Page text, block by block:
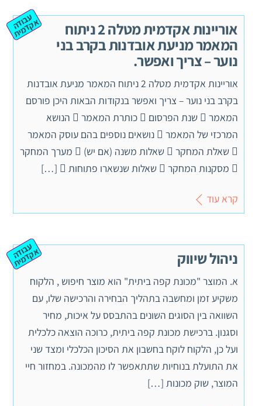
אוריינות אקדמית מטלה 2 ניתוח
המאמר מניעת אובדנות בקרב בני
נוער – צריך ואפשר.
ע
ב
וד
ה
א
ק
ד
מ
ית
אוריינות אקדמית מטלה 2 ניתוח המאמר מניעת אובדנות
בקרב בני נוער – צריך ואפשר בנקודות הבאות היכן פורסם
המאמר  שנת הפרסום  כותרת המאמר  הנושא
המרכזי של המאמר  נושאים נוספים בהם עוסק המאמר
 שאלת המחקר  שאלות משנה (אם יש)  מערך המחקר
 מסקנות המחקר  שאלות שנשארו פתוחות  […]
קרא עוד
ניהול שיווק ע
ב
וד
ה
א
ק
ד
מ
ית
א. המוצר "מכונת קפה ביתית" הוא מוצר חיפוש , הלקוח
משקיע זמן ומחשבה בתהליך הבחירה והרכישה שלו, עם
השוואה בין הסוגים השונים בהתבסס על איכות, מחיר
וסגנון. ברכישת מכונת קפה ביתית, כרוכה הוצאה כלכלית
ועל כן, הלקוח לוקח בחשבון את הסיכון הכלכלי ומצד שני
את התועלת בנוחיות שתתאפשר לו מהמכונה. במחזור חיי
המוצר, שוק מכונות […]